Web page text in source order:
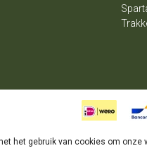
het gebruik van cookies om onze